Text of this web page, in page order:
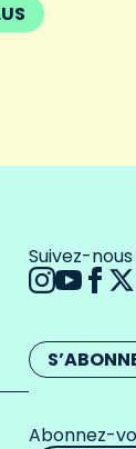
Suivez-nous
Abonnez-